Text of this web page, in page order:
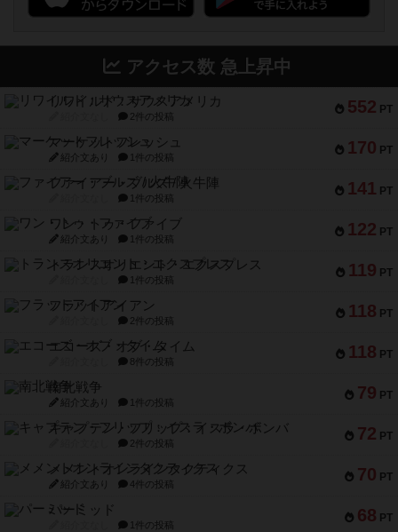
アクセス数 急上昇中
552 PT
リワイルド：サウスアメリカ
2件の投稿
170 PT
マーケットフレッシュ
紹介文あり 1件の投稿
141 PT
ファイアー・ブルズ / 火牛陣
1件の投稿
122 PT
ワン・トゥ・ファイブ
紹介文あり 1件の投稿
119 PT
トランスオリエント・エクスプレス
1件の投稿
118 PT
フラットアイアン
2件の投稿
118 PT
エコーズ・オブ・タイム
8件の投稿
79 PT
南北戦争
紹介文あり 1件の投稿
72 PT
キャプテン・フリップ：イスラ・ボンバ
2件の投稿
70 PT
メメントオンラインタクティクス
紹介文あり 4件の投稿
68 PT
パーミッド
1件の投稿